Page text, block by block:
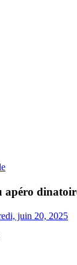
apéro
juin 20, 2025